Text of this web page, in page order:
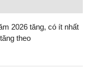
2026 tăng, có ít nhất
theo